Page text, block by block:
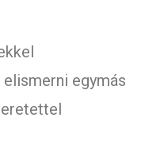
egymás